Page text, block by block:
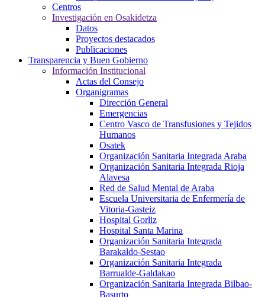
Centros
Investigación en Osakidetza
Datos
Proyectos destacados
Publicaciones
Transparencia y Buen Gobierno
Información Institucional
Actas del Consejo
Organigramas
Dirección General
Emergencias
Centro Vasco de Transfusiones y Tejidos
Humanos
Osatek
Organización Sanitaria Integrada Araba
Organización Sanitaria Integrada Rioja
Alavesa
Red de Salud Mental de Araba
Escuela Universitaria de Enfermería de
Vitoria-Gasteiz
Hospital Gorliz
Hospital Santa Marina
Organización Sanitaria Integrada
Barakaldo-Sestao
Organización Sanitaria Integrada
Barrualde-Galdakao
Organización Sanitaria Integrada Bilbao-
Basurto